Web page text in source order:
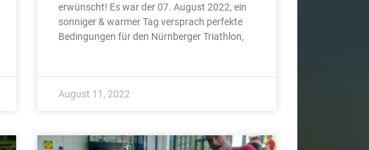
erwünscht! Es war der 07. August 2022, ein
sonniger & warmer Tag versprach perfekte
Bedingungen für den Nürnberger Triathlon,
August 11, 2022